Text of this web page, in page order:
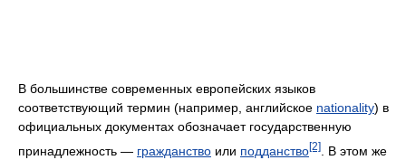
В большинстве современных европейских языков
соответствующий термин (например, английское nationality) в
официальных документах обозначает государственную
принадлежность — гражданство или подданство[2]
. В этом же